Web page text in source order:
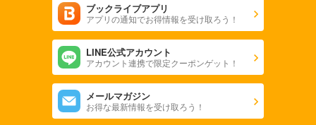
ブックライブアプリ
アプリの通知でお得情報を受け取ろう！
LINE公式アカウント
アカウント連携で限定クーポンゲット！
メールマガジン
お得な最新情報を受け取ろう！